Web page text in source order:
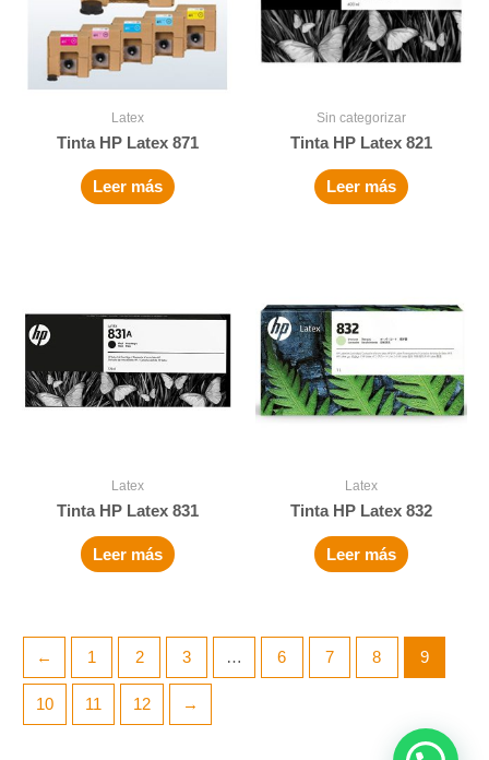
Latex
Tinta HP Latex 871
Leer más
Sin categorizar
Tinta HP Latex 821
Leer más
Latex
Tinta HP Latex 831
Leer más
Latex
Tinta HP Latex 832
Leer más
← 1 2 3 … 6 7 8 9
10 11 12 →